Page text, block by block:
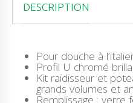
É
P
L
E
X
I
DESCRIPTION
Pour douche à
Profil U chromé
Kit raidisseur et
grands volumes et
Remplissage : verre